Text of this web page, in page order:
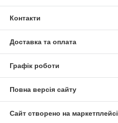
Контакти
Доставка та оплата
Графік роботи
Повна версія сайту
Сайт створено на маркетплейсі